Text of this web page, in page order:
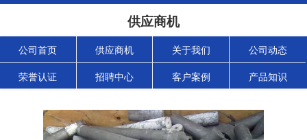
供应商机
公司首页 供应商机 关于我们 公司动态
荣誉认证 招聘中心 客户案例 产品知识